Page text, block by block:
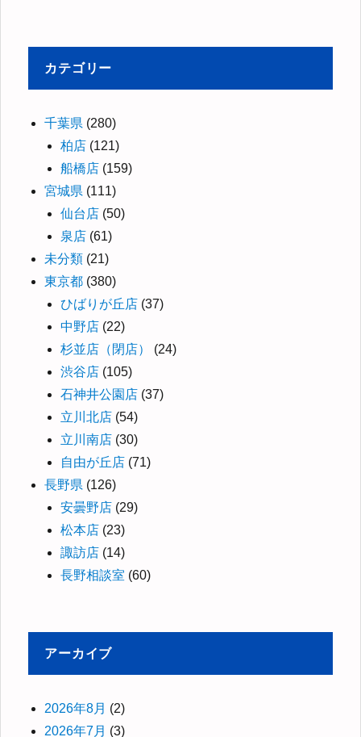
カテゴリー
千葉県 (280)
柏店 (121)
船橋店 (159)
宮城県 (111)
仙台店 (50)
泉店 (61)
未分類 (21)
東京都 (380)
ひばりが丘店 (37)
中野店 (22)
杉並店（閉店）
(24)
渋谷店 (105)
石神井公園店 (37)
立川北店 (54)
立川南店 (30)
自由が丘店 (71)
長野県 (126)
安曇野店 (29)
松本店 (23)
諏訪店 (14)
長野相談室 (60)
アーカイブ
2026年8月 (2)
2026年7月 (3)